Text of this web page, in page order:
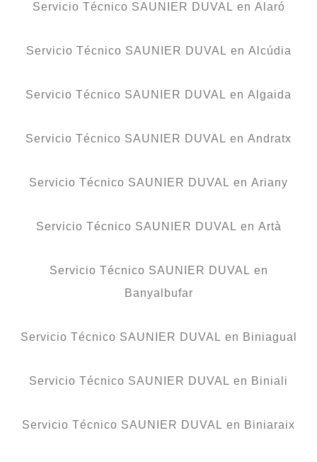
Servicio Técnico SAUNIER DUVAL en Alaró
Servicio Técnico SAUNIER DUVAL en Alcúdia
Servicio Técnico SAUNIER DUVAL en Algaida
Servicio Técnico SAUNIER DUVAL en Andratx
Servicio Técnico SAUNIER DUVAL en Ariany
Servicio Técnico SAUNIER DUVAL en Artà
Servicio Técnico SAUNIER DUVAL en
Banyalbufar
Servicio Técnico SAUNIER DUVAL en Biniagual
Servicio Técnico SAUNIER DUVAL en Biniali
Servicio Técnico SAUNIER DUVAL en Biniaraix